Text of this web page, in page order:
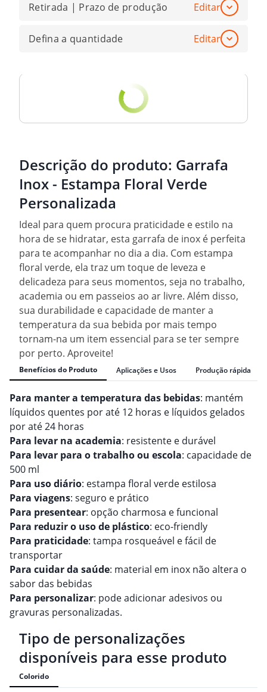
Retirada | Prazo de produção Editar
Defina a quantidade Editar
Descrição do produto: Garrafa
Inox - Estampa Floral Verde
Personalizada
Ideal para quem procura praticidade e estilo na
hora de se hidratar, esta garrafa de inox é perfeita
para te acompanhar no dia a dia. Com estampa
floral verde, ela traz um toque de leveza e
delicadeza para seus momentos, seja no trabalho,
academia ou em passeios ao ar livre. Além disso,
sua durabilidade e capacidade de manter a
temperatura da sua bebida por mais tempo
tornam-na um item essencial para se ter sempre
por perto. Aproveite!
Benefícios do Produto Aplicações e Usos Produção rápida
Para manter a temperatura das bebidas: mantém
líquidos quentes por até 12 horas e líquidos gelados
por até 24 horas
Para levar na academia: resistente e durável
Para levar para o trabalho ou escola: capacidade de
500 ml
Para uso diário: estampa floral verde estilosa
Para viagens: seguro e prático
Para presentear: opção charmosa e funcional
Para reduzir o uso de plástico: eco-friendly
Para praticidade: tampa rosqueável e fácil de
transportar
Para cuidar da saúde: material em inox não altera o
sabor das bebidas
Para personalizar: pode adicionar adesivos ou
gravuras personalizadas.
Tipo de personalizações
disponíveis para esse produto
Colorido